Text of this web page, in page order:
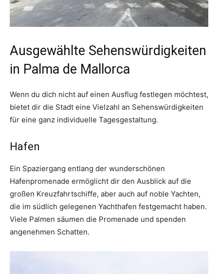
Ausgewählte Sehenswürdigkeiten
in Palma de Mallorca
Wenn du dich nicht auf einen Ausflug festlegen möchtest,
bietet dir die Stadt eine Vielzahl an Sehenswürdigkeiten
für eine ganz individuelle Tagesgestaltung.
Hafen
Ein Spaziergang entlang der wunderschönen
Hafenpromenade ermöglicht dir den Ausblick auf die
großen Kreuzfahrtschiffe, aber auch auf noble Yachten,
die im südlich gelegenen Yachthafen festgemacht haben.
Viele Palmen säumen die Promenade und spenden
angenehmen Schatten.